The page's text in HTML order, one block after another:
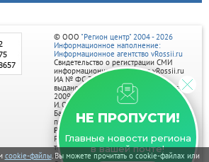
cookie-файлы. Вы можете прочитать о cookie-файлах или
НЕ ПРОПУСТИ!
Главные новости региона
в вашей почте!
© ООО "Регион центр" 2004 - 2026
Информационное наполнение:
Информационное агентство vRossii.ru
Свидетельство о регистрации СМИ
информационного агентства vRossii.ru
ИА № ФС 77‑35502
выдано РОСКОМНАДЗОРом 04 марта
2009г.
И. О. Главного редактора Нарыков А. Н.
Баннеры на портале размещаются на
правах рекламы.
Реклама на портале:
Рекламное агентство "Умный маркетинг"
тел. 7-910-267-70-40,
email: umnyy.marketing@yandex.ru